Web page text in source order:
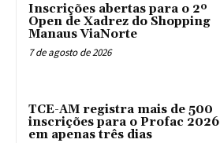
Inscrições abertas para o 2º
Open de Xadrez do Shopping
Manaus ViaNorte
7 de agosto de 2026
TCE-AM registra mais de 500
inscrições para o Profac 2026
em apenas três dias